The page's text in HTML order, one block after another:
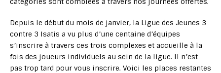
Depuis le début du mois de janvier, la Ligue des Jeunes 3
contre 3 Isatis a vu plus d’une centaine d’équipes
s’inscrire à travers ces trois complexes et accueille à la
fois des joueurs individuels au sein de la ligue. Il n’est
pas trop tard pour vous inscrire. Voici les places restantes